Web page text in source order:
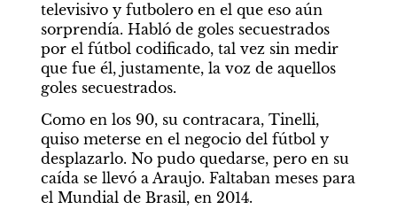
televisivo y futbolero en el que eso aún
sorprendía. Habló de goles secuestrados
por el fútbol codificado, tal vez sin medir
que fue él, justamente, la voz de aquellos
goles secuestrados.
Como en los 90, su contracara, Tinelli,
quiso meterse en el negocio del fútbol y
desplazarlo. No pudo quedarse, pero en su
caída se llevó a Araujo. Faltaban meses para
el Mundial de Brasil, en 2014.